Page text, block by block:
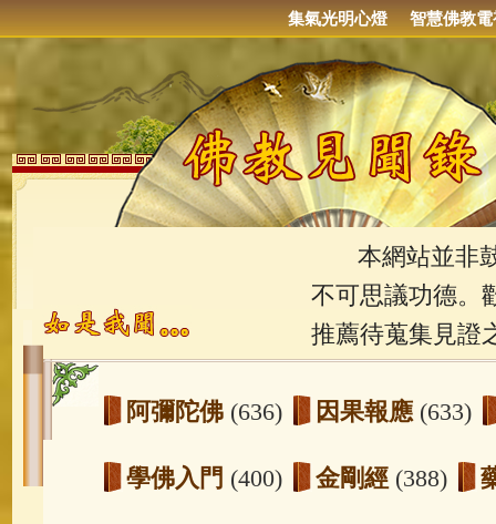
集氣光明心燈 智慧佛教電
本網站並非鼓
不可思議功德。
推薦待蒐集見證
阿彌陀佛 (636) 因果報應 (633)
學佛入門 (400) 金剛經 (388)